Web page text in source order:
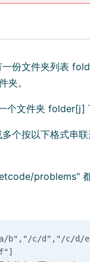
份文件夹列表
夹。
个文件夹 folder[j]
个按以下格式串
problems" 都
a/b","/c/d","/c/